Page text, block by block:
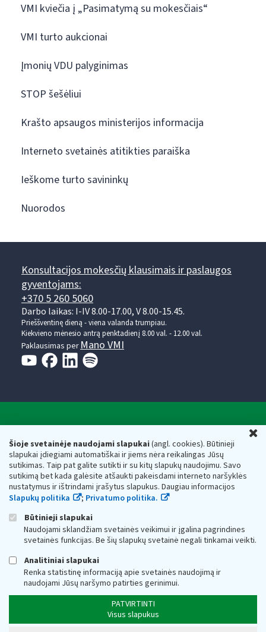
Šioje svetainėje naudojami slapukai(angl. cookies). Būtinieji
slapukai įdiegiami automatiškai ir jiems nėra reikalingas Jūsų
sutikimas. Taip pat galite sutikti ir su kitų slapukų naudojimu. Savo
sutikimą bet kada galėsite atšaukti pakeisdami interneto naršyklės
nustatymus ir ištrindami įrašytus slapukus. Daugiau informacijos
Slapukų politika
; Privatumo politika.
Būtinieji slapukai
Naudojami sklandžiam svetainės veikimui ir įgalina pagrindines
svetainės funkcijas. Be šių slapukų svetainė negali tinkamai veikti.
Analitiniai slapukai
Renka statistinę informaciją apie svetainės naudojimą ir
naudojami Jūsų naršymo patirties gerinimui.
PATVIRTINTI
Visus slapukus
VMI kviečia į „Pasimatymą su mokesčiais“
VMI turto aukcionai
Įmonių VDU palyginimas
STOP šešėliui
Krašto apsaugos ministerijos informacija
Interneto svetainės atitikties paraiška
Ieškome turto savininkų
Nuorodos
Konsultacijos mokesčių klausimais ir paslaugos
gyventojams:
+370 5 260 5060
Darbo laikas: I-IV 8.00-17.00, V 8.00-15.45.
Prieššventinę dieną - viena valanda trumpiau.
Kiekvieno mėnesio antrą penktadienį 8.00 val. - 12.00 val.
Paklausimas per Mano VMI
Respublikos finansų ministerijos
Biudžetinė įstaiga. Juridinio asmens kodas — 188659752,
adresas: Vasario 16-osios g. 14, 01107 Vilnius, Lietuva, el.paštas:
vmi@vmi.lt, E. pristatymo dėžutės adresas 188659752
Duomenys apie Valstybinę mokesčių inspekciją prie Lietuvos
Respublikos finansų ministerijos kaupiami ir saugomi Juridinių